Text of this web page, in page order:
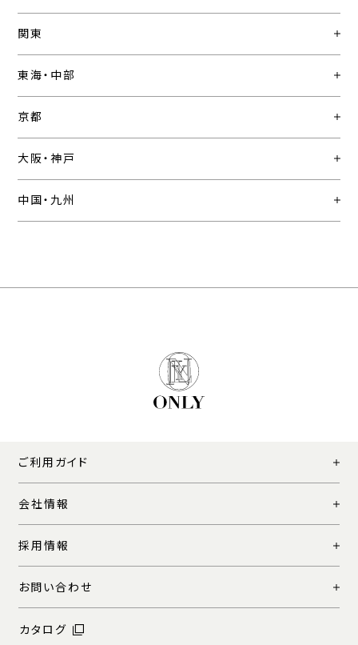
関東
東海・中部
京都
大阪・神戸
中国・九州
ご利用ガイド
会社情報
採用情報
お問い合わせ
カタログ